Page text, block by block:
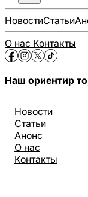
НовостиСтатьи
О нас Контакты
Наш ориентир
Новости
Статьи
Анонс
О нас
Контакты